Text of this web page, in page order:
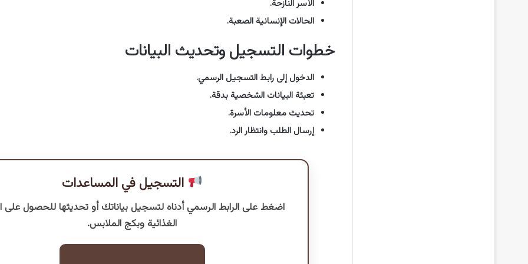
الأسر النازحة.
الحالات الإنسانية الصعبة.
خطوات التسجيل وتحديث البيانات
الدخول إلى رابط التسجيل الرسمي.
تعبئة البيانات الشخصية بدقة.
تحديث معلومات الأسرة.
إرسال الطلب وانتظار الرد.
التسجيل في المساعدات
اضغط على الرابط الرسمي أدناه لتسجيل بياناتك أو تحديثها للحصول على
الغذائية وبكج الملابس.